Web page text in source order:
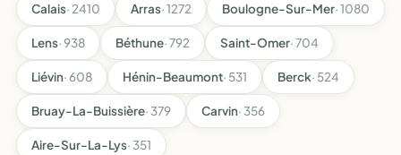
Calais· 2410 Arras· 1272 Boulogne-Sur-Mer· 1080
Lens· 938 Béthune· 792 Saint-Omer· 704
Liévin· 608 Hénin-Beaumont· 531 Berck· 524
Bruay-La-Buissière· 379 Carvin· 356
Aire-Sur-La-Lys· 351